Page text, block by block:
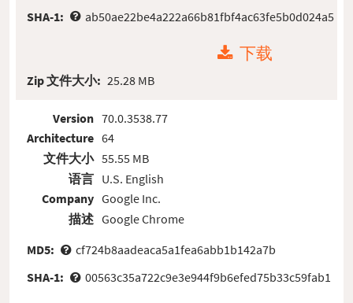
SHA-1:
ab50ae22be4a222a66b81fbf4ac63fe5b0d024a5
下载
Zip 文件大小: 25.28 MB
Version
Architecture
文件大小
语言
Company
描述
70.0.3538.77
64
55.55 MB
U.S. English
Google Inc.
Google Chrome
MD5:
cf724b8aadeaca5a1fea6abb1b142a7b
SHA-1:
00563c35a722c9e3e944f9b6efed75b33c59fab1